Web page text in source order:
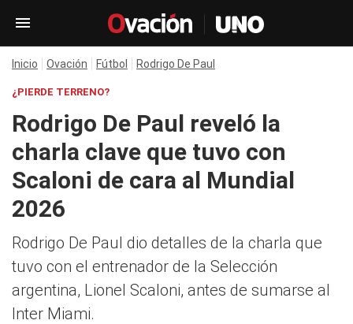
Inicio Ovación Fútbol Rodrigo De Paul
¿PIERDE TERRENO?
Rodrigo De Paul reveló la
charla clave que tuvo con
Scaloni de cara al Mundial
2026
Rodrigo De Paul dio detalles de la charla que
tuvo con el entrenador de la Selección
argentina, Lionel Scaloni, antes de sumarse al
Inter Miami.